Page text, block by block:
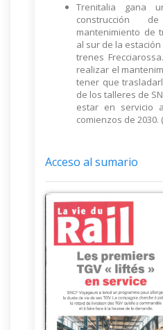
Trenitalia gana
construcción
mantenimiento de
al sur de la
trenes
realizar el
tener que
de los talleres de
estar en servicio
comienzos de 2030.
Acceso al sumario